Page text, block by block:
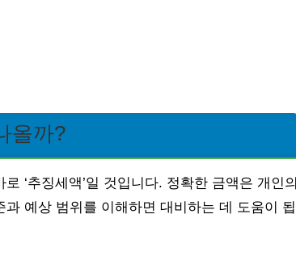
올까?
‘추징세액’일 것입니다. 정확한 금액은 개인의
예상 범위를 이해하면 대비하는 데 도움이 됩